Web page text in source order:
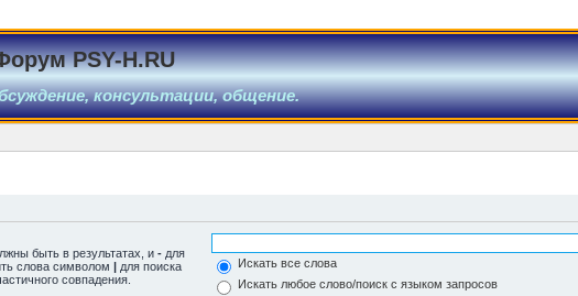
PSY-H.RU
консультации, общение.
быть в результатах, и - для
слова символом | для поиска
совпадения.
Искать все слова
Искать любое слово/поиск с языком запросов